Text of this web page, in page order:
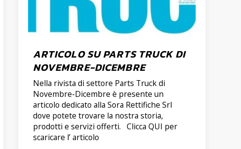
ARTICOLO SU PARTS TRUCK DI
NOVEMBRE-DICEMBRE
Nella rivista di settore Parts Truck di
Novembre-Dicembre è presente un
articolo dedicato alla Sora Rettifiche Srl
dove potete trovare la nostra storia,
prodotti e servizi offerti. Clicca QUI per
scaricare l’ articolo